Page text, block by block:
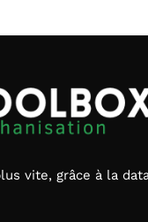
vite, grâce à la